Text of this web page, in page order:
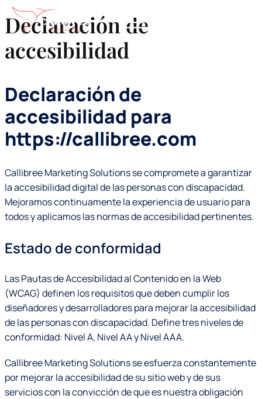
contenido
Declaración de
accesibilidad
Declaración de
accesibilidad para
https://callibree.com
Callibree Marketing Solutions se compromete a garantizar
la accesibilidad digital de las personas con discapacidad.
Mejoramos continuamente la experiencia de usuario para
todos y aplicamos las normas de accesibilidad pertinentes.
Estado de conformidad
Las Pautas de Accesibilidad al Contenido en la Web
(WCAG) definen los requisitos que deben cumplir los
diseñadores y desarrolladores para mejorar la accesibilidad
de las personas con discapacidad. Define tres niveles de
conformidad: Nivel A, Nivel AA y Nivel AAA.
Callibree Marketing Solutions se esfuerza constantemente
por mejorar la accesibilidad de su sitio web y de sus
servicios con la convicción de que es nuestra obligación